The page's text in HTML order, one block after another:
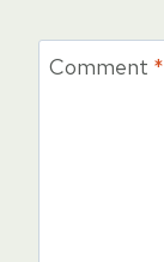
Comment *